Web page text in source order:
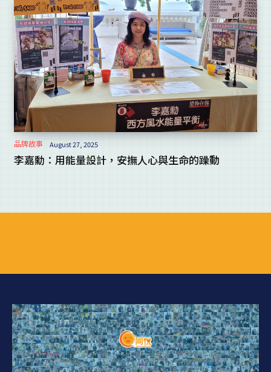
品牌故事 August 27, 2025
李嘉勳：用能量設計，安撫人心與生命的躁動